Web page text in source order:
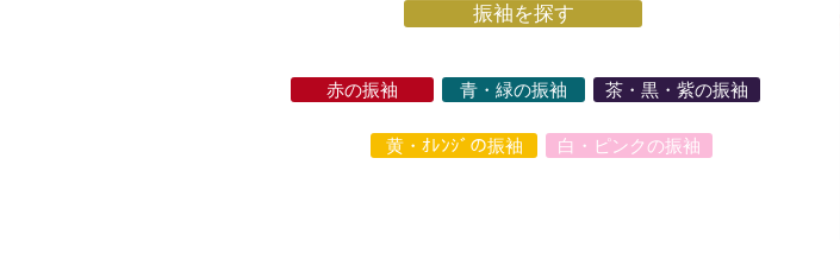
振袖を探す
赤の振袖 青・緑の振袖 茶・黒・紫の振袖
黄・ｵﾚﾝｼﾞの振袖 白・ピンクの振袖